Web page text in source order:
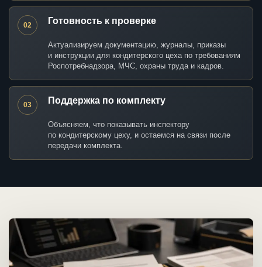
02 Готовность к проверке
Актуализируем документацию, журналы, приказы
и инструкции для кондитерского цеха по требованиям
Роспотребнадзора, МЧС, охраны труда и кадров.
03 Поддержка по комплекту
Объясняем, что показывать инспектору
по кондитерскому цеху, и остаемся на связи после
передачи комплекта.